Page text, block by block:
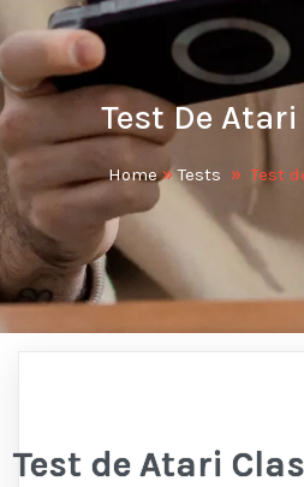
Test De
Home»Tests » Test
Test de Atari